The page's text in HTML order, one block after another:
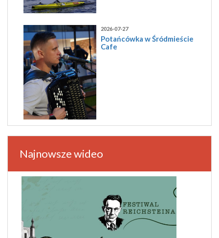
2026-07-27
Potańcówka w Śródmieście
Cafe
Najnowsze wideo